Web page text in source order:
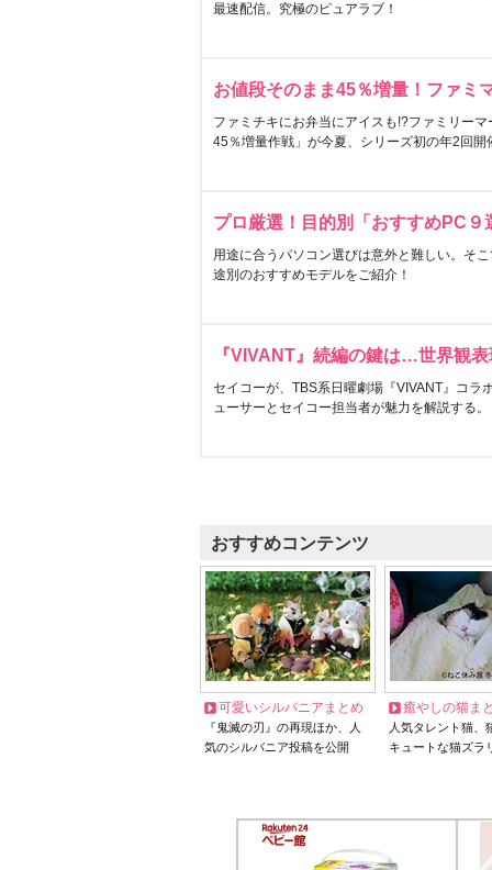
最速配信。究極のピュアラブ！
お値段そのまま45％増量！ファミ
ファミチキにお弁当にアイスも!?ファミリー
45％増量作戦」が今夏、シリーズ初の年2回開
プロ厳選！目的別「おすすめPC９
用途に合うパソコン選びは意外と難しい。そ
途別のおすすめモデルをご紹介！
『VIVANT』続編の鍵は…世界観
セイコーが、TBS系日曜劇場『VIVANT』コラ
ューサーとセイコー担当者が魅力を解説する。
おすすめコンテンツ
可愛いシルバニアまとめ
『鬼滅の刃』の再現ほか、人
気のシルバニア投稿を公開
癒やしの猫ま
人気タレント猫
キュートな猫ズラ